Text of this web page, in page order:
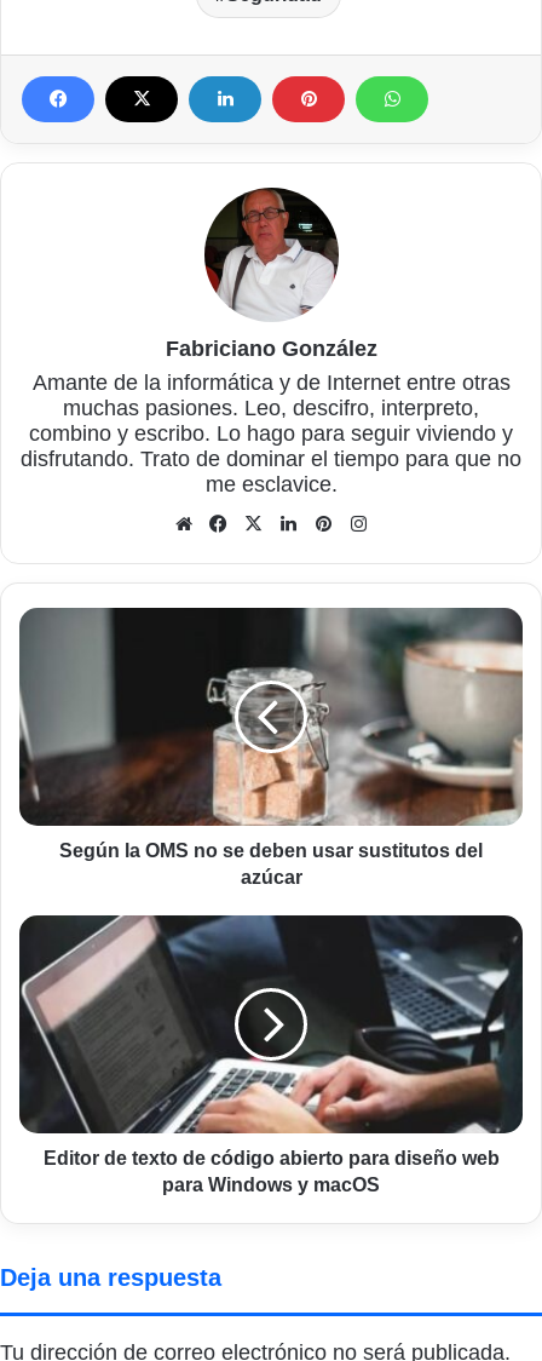
Fabriciano González
Amante de la informática y de Internet entre otras
muchas pasiones. Leo, descifro, interpreto,
combino y escribo. Lo hago para seguir viviendo y
disfrutando. Trato de dominar el tiempo para que no
me esclavice.
Sitio
Facebook
X LinkedInPinterest
Según
no
se
deben
usar
sustitutos
del
azúcarSegún la OMS no se deben usar sustitutos del
azúcar
Editor
texto
de
código
abierto
para
diseño
web
para
macOS
Editor de texto de código abierto para diseño web
para Windows y macOS
Deja una respuesta
Tu dirección de correo electrónico no será publicada.